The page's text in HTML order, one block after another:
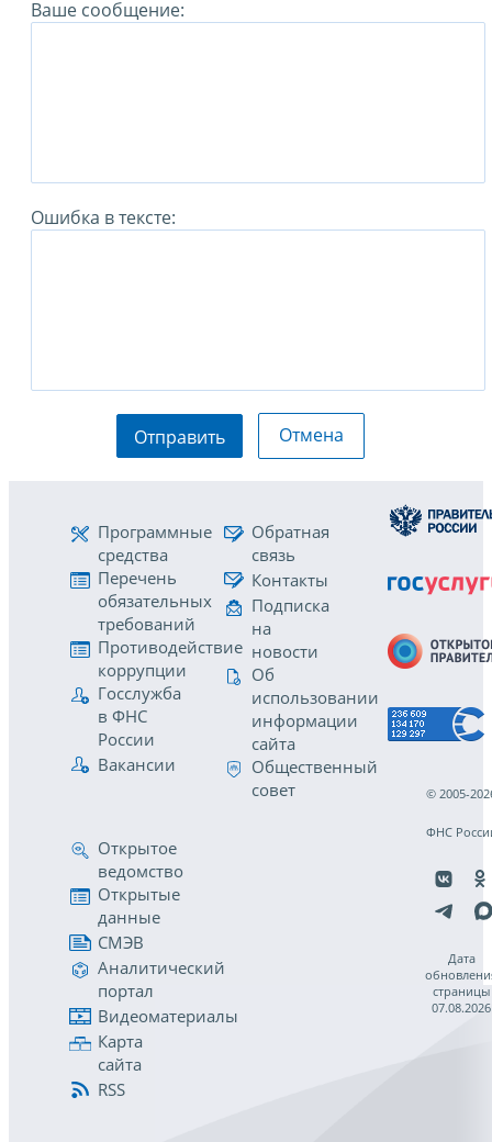
Ваше сообщение:
Ошибка в тексте:
Отправить Отмена
Программные
средства
Перечень
обязательных
требований
Противодействие
коррупции
Госслужба
в ФНС
России
Вакансии
Обратная
связь
Контакты
Подписка
на
новости
Об
использовании
информации
сайта
Общественный
совет
Открытое
ведомство
Открытые
данные
СМЭВ
Аналитический
портал
Видеоматериалы
Карта
сайта
RSS
© 2005-
ФНС
Дата
страницы
07.08.2026